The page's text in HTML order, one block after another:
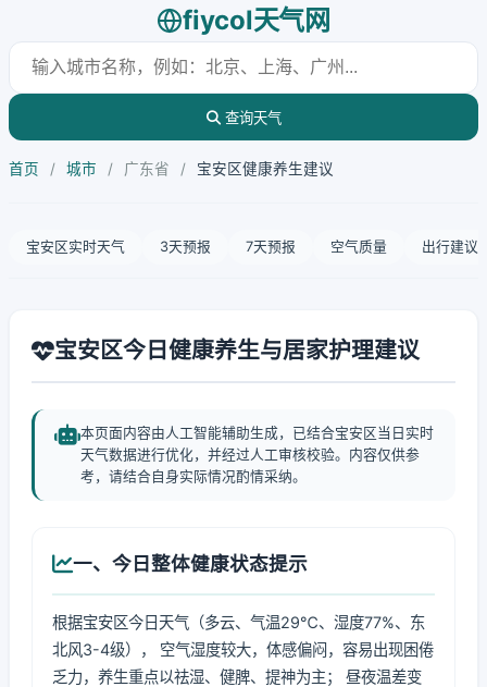
fiycol天气网
查询天气
首页 / 城市 / 广东省 / 宝安区健康养生建议
宝安区实时天气 3天预报 7天预报 空气质量 出行建议
宝安区今日健康养生与居家护理建议
本页面内容由人工智能辅助生成，已结合宝安区当日实时
天气数据进行优化，并经过人工审核校验。内容仅供参
考，请结合自身实际情况酌情采纳。
一、今日整体健康状态提示
根据宝安区今日天气（多云、气温29℃、湿度77%、东
北风3-4级）， 空气湿度较大，体感偏闷，容易出现困倦
乏力，养生重点以祛湿、健脾、提神为主； 昼夜温差变